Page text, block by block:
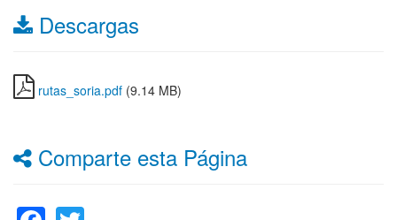
Descargas
rutas_soria.pdf (9.14 MB)
Comparte esta Página
Facebook